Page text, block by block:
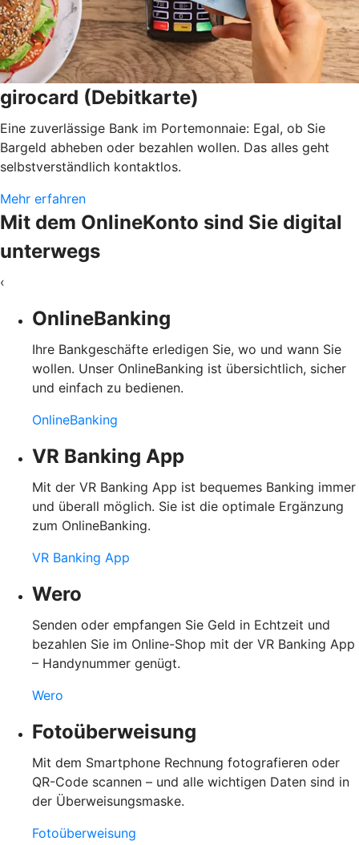
girocard (Debitkarte)
Eine zuverlässige Bank im Portemonnaie: Egal, ob Sie
Bargeld abheben oder bezahlen wollen. Das alles geht
selbstverständlich kontaktlos.
Mehr erfahren
Mit dem OnlineKonto sind Sie digital
unterwegs
‹
OnlineBanking
Ihre Bankgeschäfte erledigen Sie, wo und wann Sie
wollen. Unser OnlineBanking ist übersichtlich, sicher
und einfach zu bedienen.
OnlineBanking
VR Banking App
Mit der VR Banking App ist bequemes Banking immer
und überall möglich. Sie ist die optimale Ergänzung
zum OnlineBanking.
VR Banking App
Wero
Senden oder empfangen Sie Geld in Echtzeit und
bezahlen Sie im Online-Shop mit der VR Banking App
– Handynummer genügt.
Wero
Fotoüberweisung
Mit dem Smartphone Rechnung fotografieren oder
QR-Code scannen – und alle wichtigen Daten sind in
der Überweisungsmaske.
Fotoüberweisung